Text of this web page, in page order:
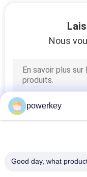
Nous
powerkey
Good day, what